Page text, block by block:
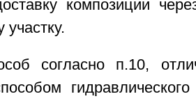
композиции
согласно п.10,